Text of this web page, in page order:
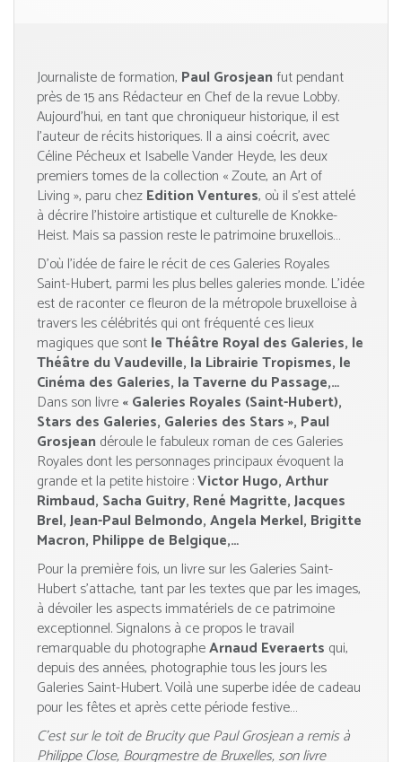
Journaliste de formation, Paul Grosjeanfut pendant
près de 15 ans Rédacteur en Chef de la revue Lobby.
Aujourd’hui, en tant que chroniqueur historique, il est
l’auteur de récits historiques. Il a ainsi coécrit, avec
Céline Pécheux et Isabelle Vander Heyde, les deux
premiers tomes de la collection « Zoute, an Art of
Living », paru chezEdition Ventures, où il s’est attelé
à décrire l’histoire artistique et culturelle de Knokke-
Heist. Mais sa passion reste le patrimoine bruxellois…
D’où l’idée de faire le récit de ces Galeries Royales
Saint-Hubert, parmi les plus belles galeries monde. L’idée
est de raconter ce fleuron de la métropole bruxelloise à
travers les célébrités qui ont fréquenté ces lieux
magiques que sontle Théâtre Royal des Galeries, le
Théâtre du Vaudeville, la Librairie Tropismes, le
Cinéma des Galeries, la Taverne du Passage,…
Dans son livre« Galeries Royales (Saint-Hubert),
Stars des Galeries, Galeries des Stars », Paul
Grosjean déroule le fabuleux roman de ces Galeries
Royales dont les personnages principaux évoquent la
grande et la petite histoire :Victor Hugo, Arthur
Rimbaud, Sacha Guitry, René Magritte, Jacques
Brel, Jean-Paul Belmondo, Angela Merkel, Brigitte
Macron, Philippe de Belgique,…
Pour la première fois, un livre sur les Galeries Saint-
Hubert s’attache, tant par les textes que par les images,
à dévoiler les aspects immatériels de ce patrimoine
exceptionnel. Signalons à ce propos le travail
remarquable du photographeArnaud Everaerts qui,
depuis des années, photographie tous les jours les
Galeries Saint-Hubert. Voilà une superbe idée de cadeau
pour les fêtes et après cette période festive…
C’est sur le toit de Brucity que Paul Grosjean a remis à
Philippe Close, Bourgmestre de Bruxelles, son livre